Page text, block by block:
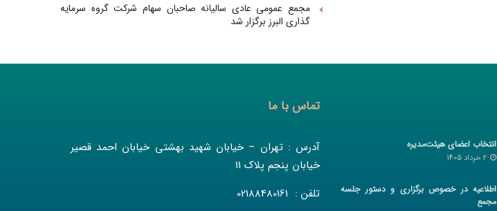
مجمع عمومی عادی سالیانه صاحبان سهام شرکت گروه سرمایه
گذاری البرز برگزار شد
انتخاب اعضای هیئت‌مدیره
اطلاعیه در خصوص برگزاری و دستور جلسه
مجمع
تماس با ما
آدرس : تهران – خیابان شهید بهشتی خیابان احمد قصیر
خیابان پنجم پلاک 11
تلفن : 02188480161